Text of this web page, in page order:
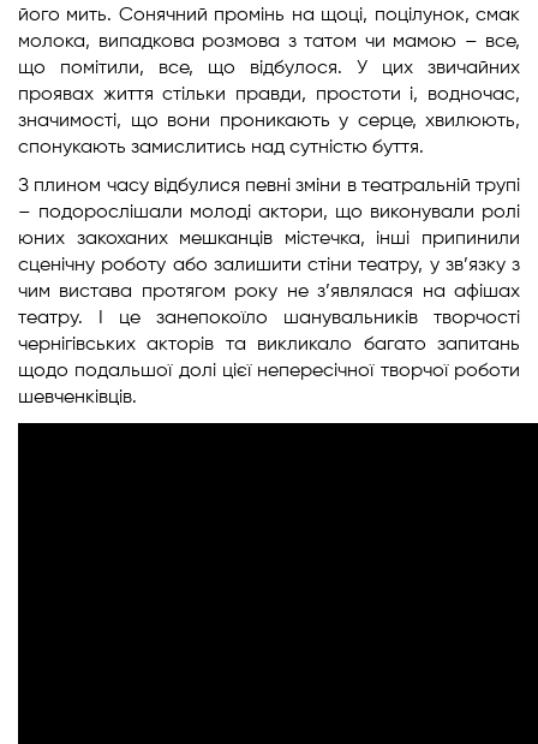
його мить. Сонячний промінь на щоці, поцілунок, смак
молока, випадкова розмова з татом чи мамою – все,
що помітили, все, що відбулося. У цих звичайних
проявах життя стільки правди, простоти і, водночас,
значимості, що вони проникають у серце, хвилюють,
спонукають замислитись над сутністю буття.
З плином часу відбулися певні зміни в театральній трупі
– подорослішали молоді актори, що виконували ролі
юних закоханих мешканців містечка, інші припинили
сценічну роботу або залишити стіни театру, у зв’язку з
чим вистава протягом року не з’являлася на афішах
театру. І це занепокоїло шанувальників творчості
чернігівських акторів та викликало багато запитань
щодо подальшої долі цієї непересічної творчої роботи
шевченківців.